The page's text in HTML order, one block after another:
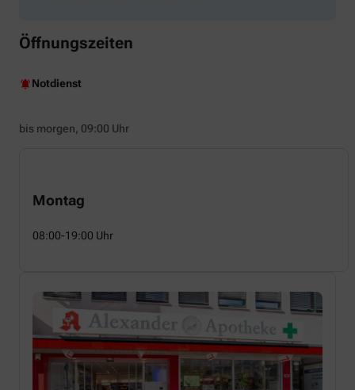
Öffnungszeiten
Notdienst
bis morgen, 09:00 Uhr
Montag
08:00-19:00 Uhr